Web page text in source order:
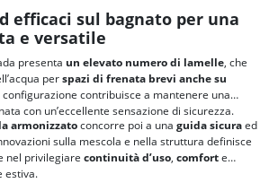
efficaci sul bagnato per una
e versatile
presenta un elevato numero di lamelle, che
perspazi di frenata brevi anche su
configurazione contribuisce a mantenere una
con un’eccellente sensazione di sicurezza.
armonizzatoconcorre poi a una guida sicuraed
sulla mescola e nella struttura definisce
nel privilegiare continuità d’uso, comforte
estiva.